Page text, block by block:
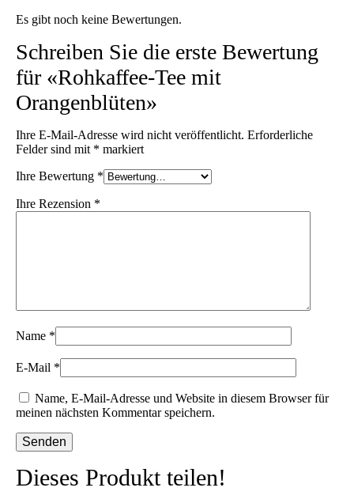
Es gibt noch keine Bewertungen.
Schreiben Sie die erste Bewertung
für «Rohkaffee-Tee mit
Orangenblüten»
Ihre E-Mail-Adresse wird nicht veröffentlicht. Erforderliche
Felder sind mit * markiert
Ihre Bewertung *
Ihre Rezension *
Name *
E-Mail *
Name, E-Mail-Adresse und Website in diesem Browser für
meinen nächsten Kommentar speichern.
Dieses Produkt teilen!